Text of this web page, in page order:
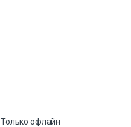
Только офлайн